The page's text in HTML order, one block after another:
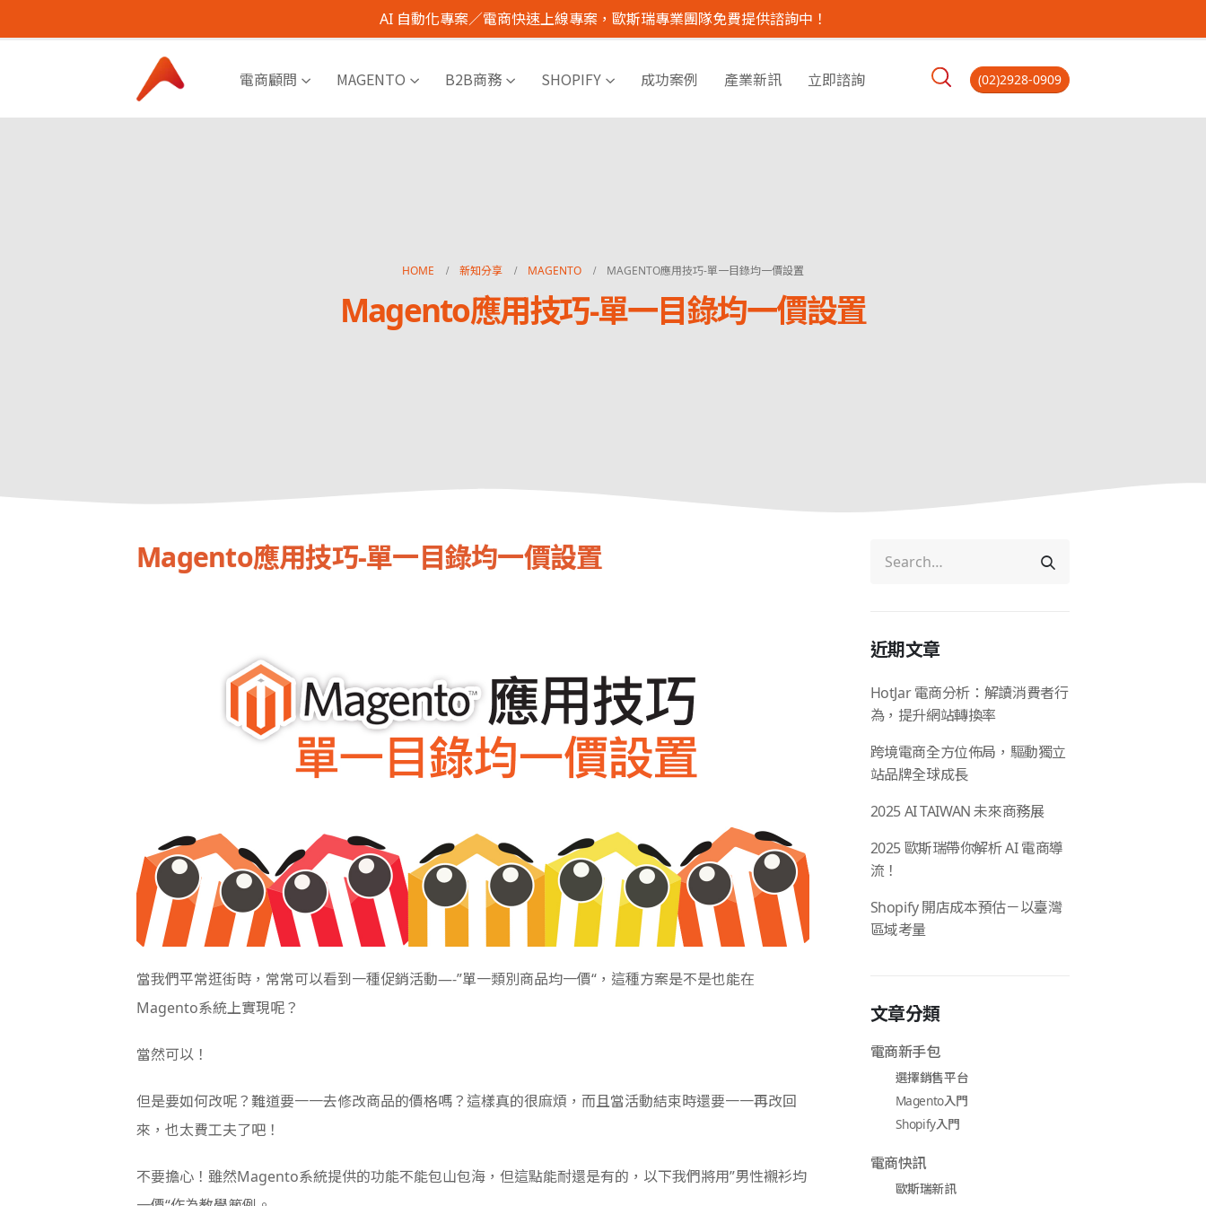
AI 自動化專案／電商快速上線專案，歐斯瑞專業團隊免費提供諮詢中！
電商顧問 MAGENTO B2B商務 SHOPIFY 成功案例 產業新訊 立即諮詢 (02)2928-0909
HOME 新知分享 MAGENTO MAGENTO應用技巧-單一目錄均一價設置
Magento應用技巧-單一目錄均一價設置
Magento應用技巧-單一目錄均一價設置
當我們平常逛街時，常常可以看到一種促銷活動—-”單一類別商品均一價“，這種方案是不是也能在
Magento系統上實現呢？
當然可以！
但是要如何改呢？難道要一一去修改商品的價格嗎？這樣真的很麻煩，而且當活動結束時還要一一再改回
來，也太費工夫了吧！
不要擔心！雖然Magento系統提供的功能不能包山包海，但這點能耐還是有的，以下我們將用”男性襯衫均
近期文章
HotJar 電商分析：解讀消費者行
為，提升網站轉換率
跨境電商全方位佈局，驅動獨立
站品牌全球成長
2025 AI TAIWAN 未來商務展
2025 歐斯瑞帶你解析 AI 電商導
流！
Shopify 開店成本預估－以臺灣
區域考量
文章分類
電商新手包
選擇銷售平台
Magento入門
Shopify入門
電商快訊
歐斯瑞新訊